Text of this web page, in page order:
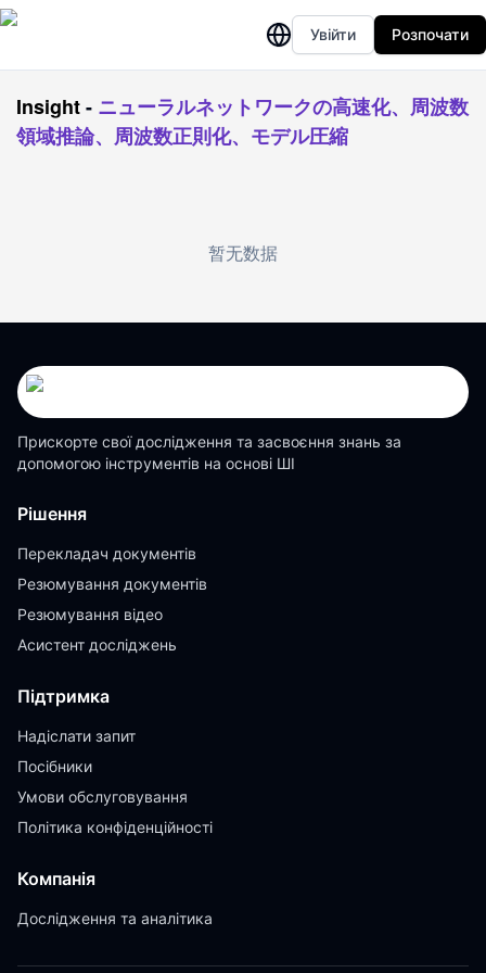
Увійти Розпочати
Insight- ニューラルネットワークの高速化、周波数
領域推論、周波数正則化、モデル圧縮
暂无数据
Прискорте свої дослідження та засвоєння знань за
допомогою інструментів на основі ШІ
Рішення
Перекладач документів
Резюмування документів
Резюмування відео
Асистент досліджень
Підтримка
Надіслати запит
Посібники
Умови обслуговування
Політика конфіденційності
Компанія
Дослідження та аналітика